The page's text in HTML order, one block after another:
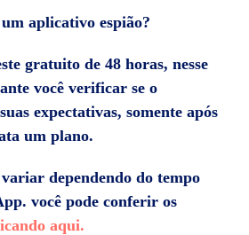
aplicativo espião?
gratuito de 48 horas, nesse
você verificar se o
expectativas, somente após
um plano.
dependendo do tempo
você pode conferir os
aqui.